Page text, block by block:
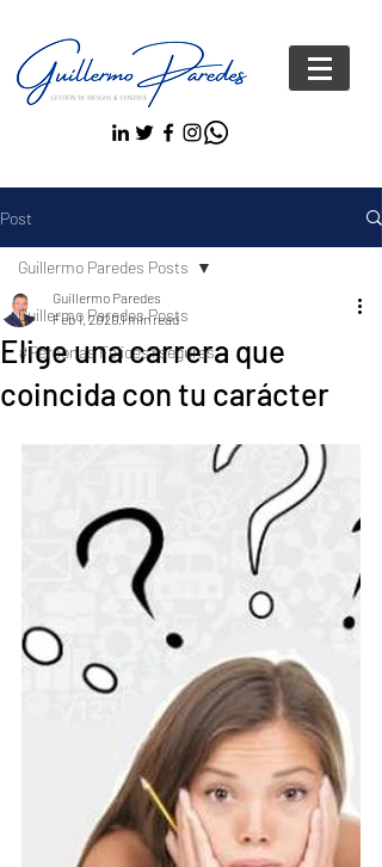
Post
Guillermo Paredes Posts
#Personas FelicesYseguras
Guillermo Paredes Posts
Elige una carrera que
coincida con tu carácter
Guillermo Paredes
Feb 1, 20201 min read